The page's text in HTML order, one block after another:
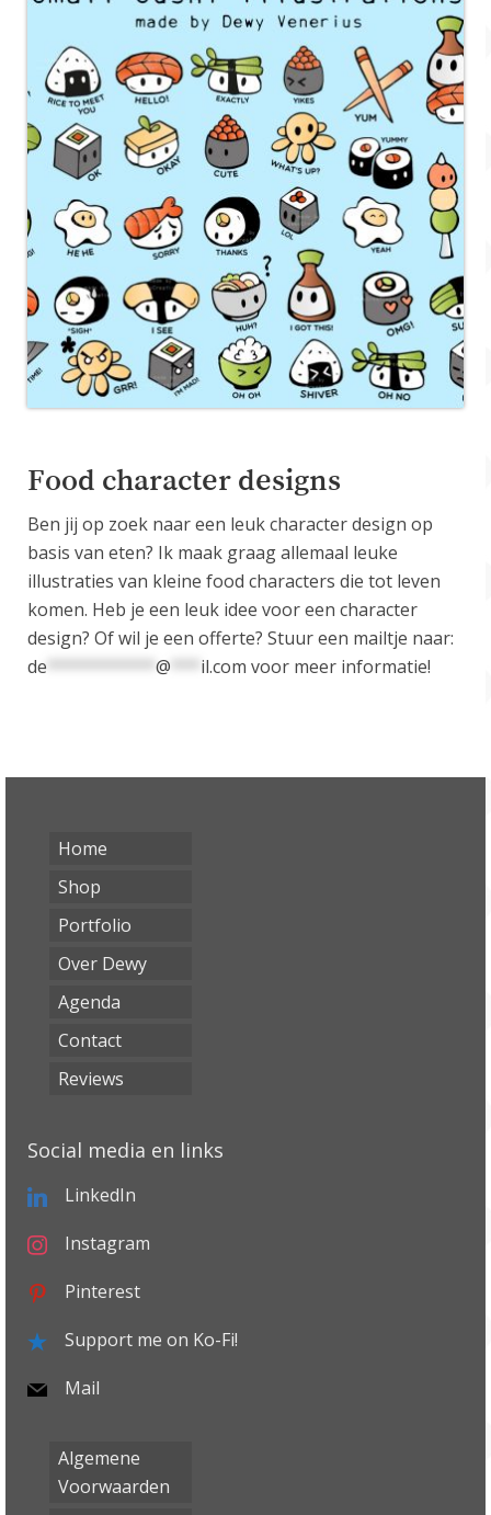
Food character designs
Ben jij op zoek naar een leuk character design op
basis van eten? Ik maak graag allemaal leuke
illustraties van kleine food characters die tot leven
komen. Heb je een leuk idee voor een character
design? Of wil je een offerte? Stuur een mailtje naar:
de
@ il.com voor meer informatie!
Home
Shop
Portfolio
Over Dewy
Agenda
Contact
Reviews
Social media en links
LinkedIn
Instagram
Pinterest
Support me on Ko-Fi!
Mail
Algemene
Voorwaarden